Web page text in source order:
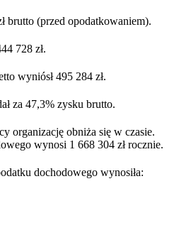
brutto (przed opodatkowaniem).
728 zł.
wyniósł 495 284 zł.
za 47,3% zysku brutto.
organizację obniża się w czasie.
wynosi 1 668 304 zł rocznie.
dochodowego wynosiła: